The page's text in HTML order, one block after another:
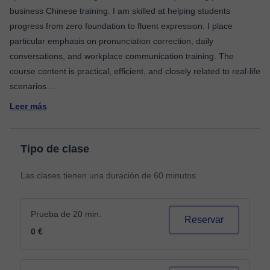
business Chinese training. I am skilled at helping students
progress from zero foundation to fluent expression. I place
particular emphasis on pronunciation correction, daily
conversations, and workplace communication training. The
course content is practical, efficient, and closely related to real-life
scenarios.
Leer más
Tipo de clase
Las clases tienen una duración de 60 minutos
Prueba de 20 min.
0 €
Reservar